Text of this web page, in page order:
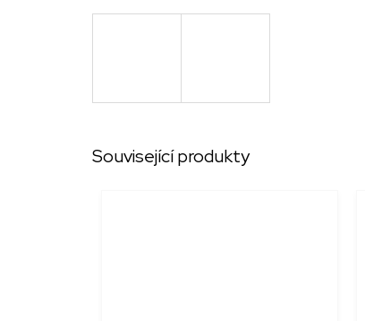
Související produkty